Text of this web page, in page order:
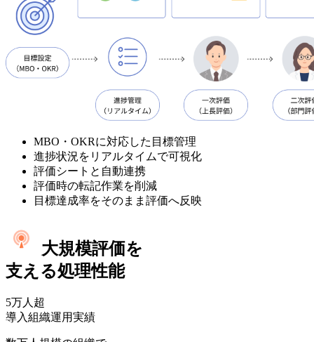
MBO・OKRに対応した目標管理
進捗状況をリアルタイムで可視化
評価シートと自動連携
評価時の転記作業を削減
目標達成率をそのまま評価へ反映
大規模評価を
支える処理性能
5万人超
導入組織運用実績